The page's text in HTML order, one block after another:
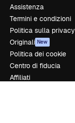
Assistenza
Termini e condizioni
Politica sulla privacy
Originali New
Politica dei cookie
Centro di fiducia
Affiliati